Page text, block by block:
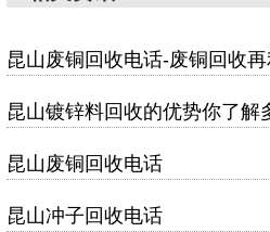
昆山废铜回收电话-废铜回收
昆山镀锌料回收的优势你了
昆山废铜回收电话
昆山冲子回收电话